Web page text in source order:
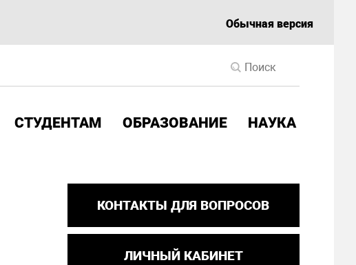
Обычная версия
СТУДЕНТАМ ОБРАЗОВАНИЕ НАУКА
КОНТАКТЫ ДЛЯ ВОПРОСОВ
ЛИЧНЫЙ КАБИНЕТ